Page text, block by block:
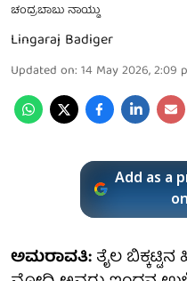
ಚಂದ್ರಬಾಬು ನಾಯ್ಡು
Lingaraj Badiger
Updated on: 14 May 2026, 2:09
Add as a
ಅಮರಾವತಿ:ತೈಲ